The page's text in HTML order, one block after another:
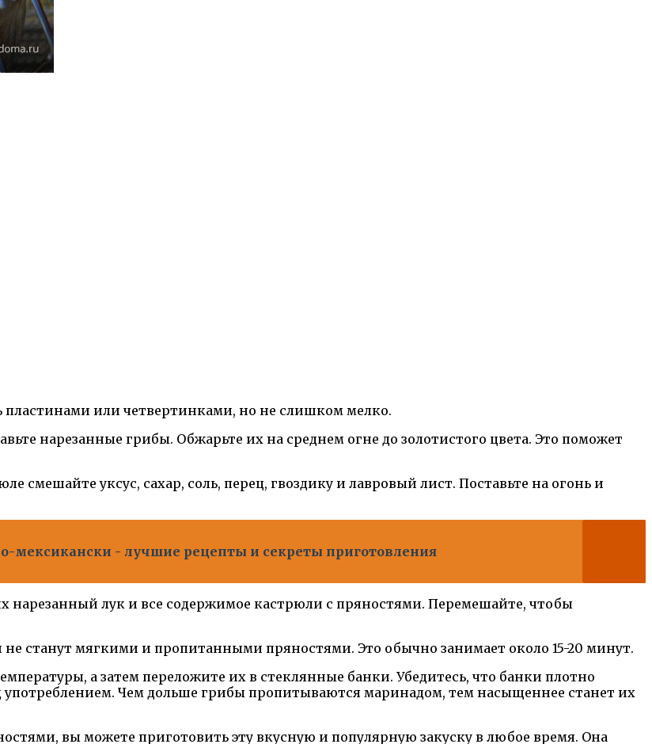
или четвертинками, но не слишком мелко.
нарезанные грибы. Обжарьте их на среднем огне до золотистого цвета. Это поможет
смешайте уксус, сахар, соль, перец, гвоздику и лавровый лист. Поставьте на огонь и
мексикански - лучшие рецепты и секреты приготовления
нарезанный лук и все содержимое кастрюли с пряностями. Перемешайте, чтобы
станут мягкими и пропитанными пряностями. Это обычно занимает около 15-20 минут.
а затем переложите их в стеклянные банки. Убедитесь, что банки плотно
употреблением. Чем дольше грибы пропитываются маринадом, тем насыщеннее станет их
вы можете приготовить эту вкусную и популярную закуску в любое время. Она